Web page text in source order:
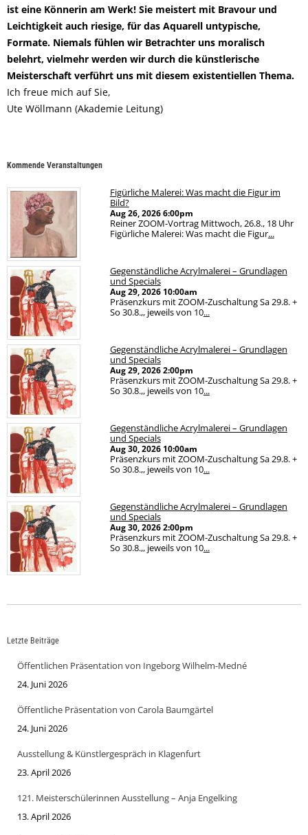
ist eine Könnerin am Werk! Sie meistert mit Bravour und
Leichtigkeit auch riesige, für das Aquarell untypische,
Formate. Niemals fühlen wir Betrachter uns moralisch
belehrt, vielmehr werden wir durch die künstlerische
Meisterschaft verführt uns mit diesem existentiellen Thema.
Ich freue mich auf Sie,
Ute Wöllmann (Akademie Leitung)
Kommende Veranstaltungen
Figürliche Malerei: Was macht die Figur im
Bild?
Aug 26, 20266:00pm
Reiner ZOOM-Vortrag Mittwoch, 26.8., 18 Uhr
Figürliche Malerei: Was macht die Figur...
Gegenständliche Acrylmalerei – Grundlagen
und Specials
Aug 29, 2026 10:00am
Präsenzkurs mit ZOOM-Zuschaltung Sa 29.8. +
So 30.8.,, jeweils von 10...
Gegenständliche Acrylmalerei – Grundlagen
und Specials
Aug 29, 20262:00pm
Präsenzkurs mit ZOOM-Zuschaltung Sa 29.8. +
So 30.8.,, jeweils von 10...
Gegenständliche Acrylmalerei – Grundlagen
und Specials
Aug 30, 2026 10:00am
Präsenzkurs mit ZOOM-Zuschaltung Sa 29.8. +
So 30.8.,, jeweils von 10...
Gegenständliche Acrylmalerei – Grundlagen
und Specials
Aug 30, 20262:00pm
Präsenzkurs mit ZOOM-Zuschaltung Sa 29.8. +
So 30.8.,, jeweils von 10...
Letzte Beiträge
Öffentlichen Präsentation von Ingeborg Wilhelm-Medné
24. Juni 2026
Öffentliche Präsentation von Carola Baumgärtel
24. Juni 2026
Ausstellung & Künstlergespräch in Klagenfurt
23. April 2026
121. Meisterschülerinnen Ausstellung – Anja Engelking
13. April 2026